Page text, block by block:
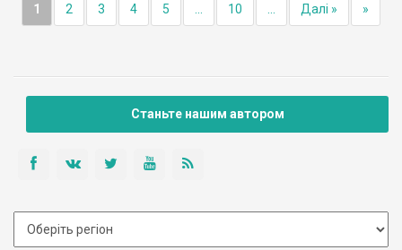
1 2 3 4 5 10 Далі » »
Станьте нашим автором